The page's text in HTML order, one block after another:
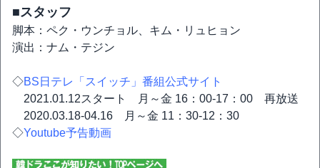
■スタッフ
脚本：ペク・ウンチョル、キム・リュヒョン
演出：ナム・テジン
◇BS日テレ「スイッチ」番組公式サイト
2021.01.12スタート 月～金 16：00-17：00 再放送
2020.03.18-04.16 月～金 11：30-12：30
◇Youtube予告動画